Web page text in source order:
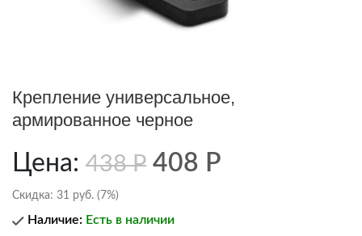
Крепление универсальное,
армированное черное
Цена: 438Р 408 Р
Скидка: 31 руб. (7%)
Наличие: Есть в наличии